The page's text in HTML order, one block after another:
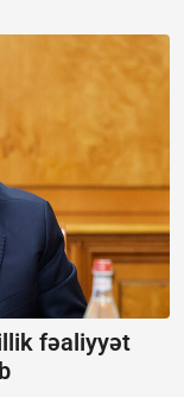
fəaliyyət